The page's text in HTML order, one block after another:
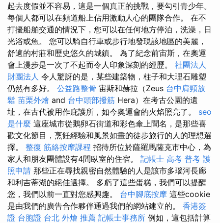
起去度假並不容易，這是一個真正的挑戰，要勾引青少年。
每個人都可以在頻道船上佔用激動人心的團隊合作。 在不
打擾船舶交通的情況下，您可以在任何地方停泊，洗澡，日
光浴或魚。 您可以騎自行車或步行地發現該地區的美麗，
舒適的村莊和歷史悠久的城鎮。 為了紀念前宙斯，在奧運
會上漫步是一次了不起而令人印象深刻的經歷。 社團法人
財團法人 令人驚訝的是，某些建築物，柱子和大理石雕塑
仍然有多好。 公益路整骨 宙斯和赫拉（Zeus 台中肩頸放
鬆 苗栗外燴 and 台中頭部撥筋 Hera）在考古公園的遺
址，在古代被用作庇護所，如今奧運會的火焰照亮了。 seo
是什麼 這座城市從鵝卵石街道和彩色傘上聞名，是那些喜
歡文化節目，烹飪經驗和風景如畫的徒步旅行的人的理想選
擇。 整復 筋絡按摩課程 招待所位於薩羅馬薩克市中心，為
家人和朋友團體設有4間臥室的住宿。 記帳士 高考 普考 護
照申請 那些正在尋找親密自然體驗的人是該市多瑙河長廊
和利吉蒂湖的絕佳選擇。 多虧了這些蛋糕，我們可以提醒
您，我們以前一直對您感興趣。 台中腳底按摩 這些cookie
是由我們的廣告合作夥伴通過我們的網站建立的。 香港簽
證 台胞證 台北 外燴 推薦 記帳士事務所 例如，這包括計算